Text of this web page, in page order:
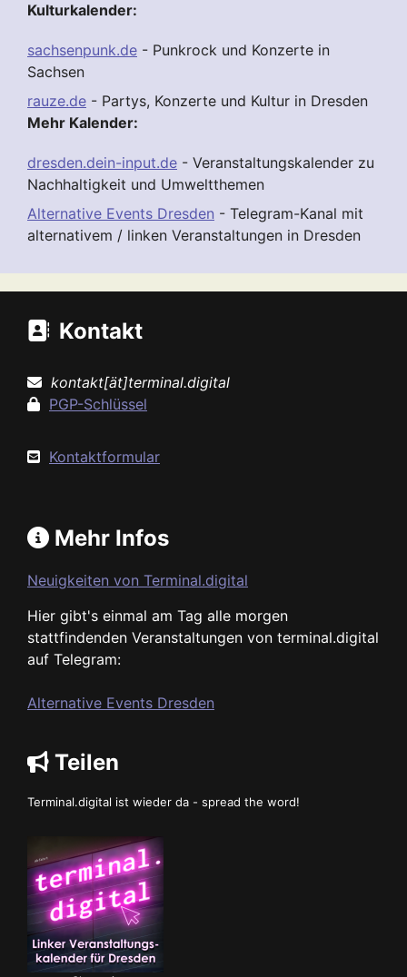
Kulturkalender:
sachsenpunk.de - Punkrock und Konzerte in
Sachsen
rauze.de - Partys, Konzerte und Kultur in Dresden
Mehr Kalender:
dresden.dein-input.de - Veranstaltungskalender zu
Nachhaltigkeit und Umweltthemen
Alternative Events Dresden - Telegram-Kanal mit
alternativem / linken Veranstaltungen in Dresden
Kontakt
kontakt[ät]terminal.digital
PGP-Schlüssel
Kontaktformular
Mehr Infos
Neuigkeiten von Terminal.digital
Hier gibt's einmal am Tag alle morgen
stattfindenden Veranstaltungen von terminal.digital
auf Telegram:
Alternative Events Dresden
Teilen
Terminal.digital ist wieder da - spread the word!